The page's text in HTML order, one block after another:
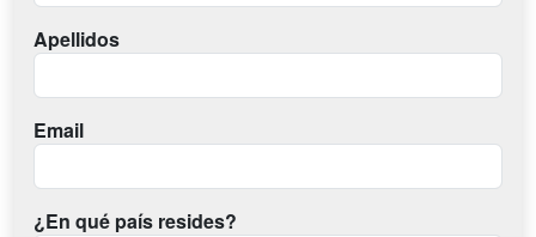
Apellidos
Email
¿En qué país resides?